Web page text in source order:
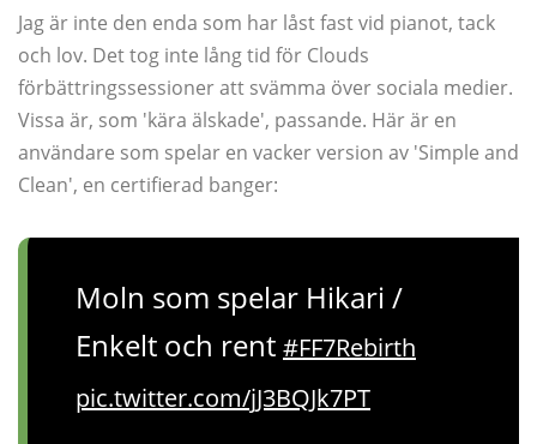
Jag är inte den enda som har låst fast vid pianot, tack
och lov. Det tog inte lång tid för Clouds
förbättringssessioner att svämma över sociala medier.
Vissa är, som 'kära älskade', passande. Här är en
användare som spelar en vacker version av 'Simple and
Clean', en certifierad banger:
Moln som spelar Hikari /
Enkelt och rent #FF7Rebirth
pic.twitter.com/jJ3BQJk7PT